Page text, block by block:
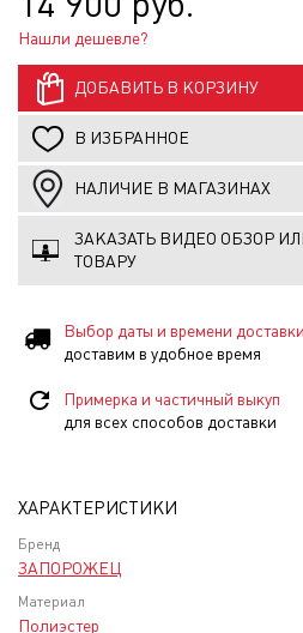
Нашли дешевле?
ДОБАВИТЬ В КОРЗИНУ
В ИЗБРАННОЕ
НАЛИЧИЕ В МАГАЗИНАХ
ЗАКАЗАТЬ ВИДЕО ОБЗОР
ТОВАРУ
Выбор даты и времени доставки
доставим в удобное время
Примерка и частичный выкуп
для всех способов доставки
ХАРАКТЕРИСТИКИ
Бренд
ЗАПОРОЖЕЦ
Материал
Полиэстер